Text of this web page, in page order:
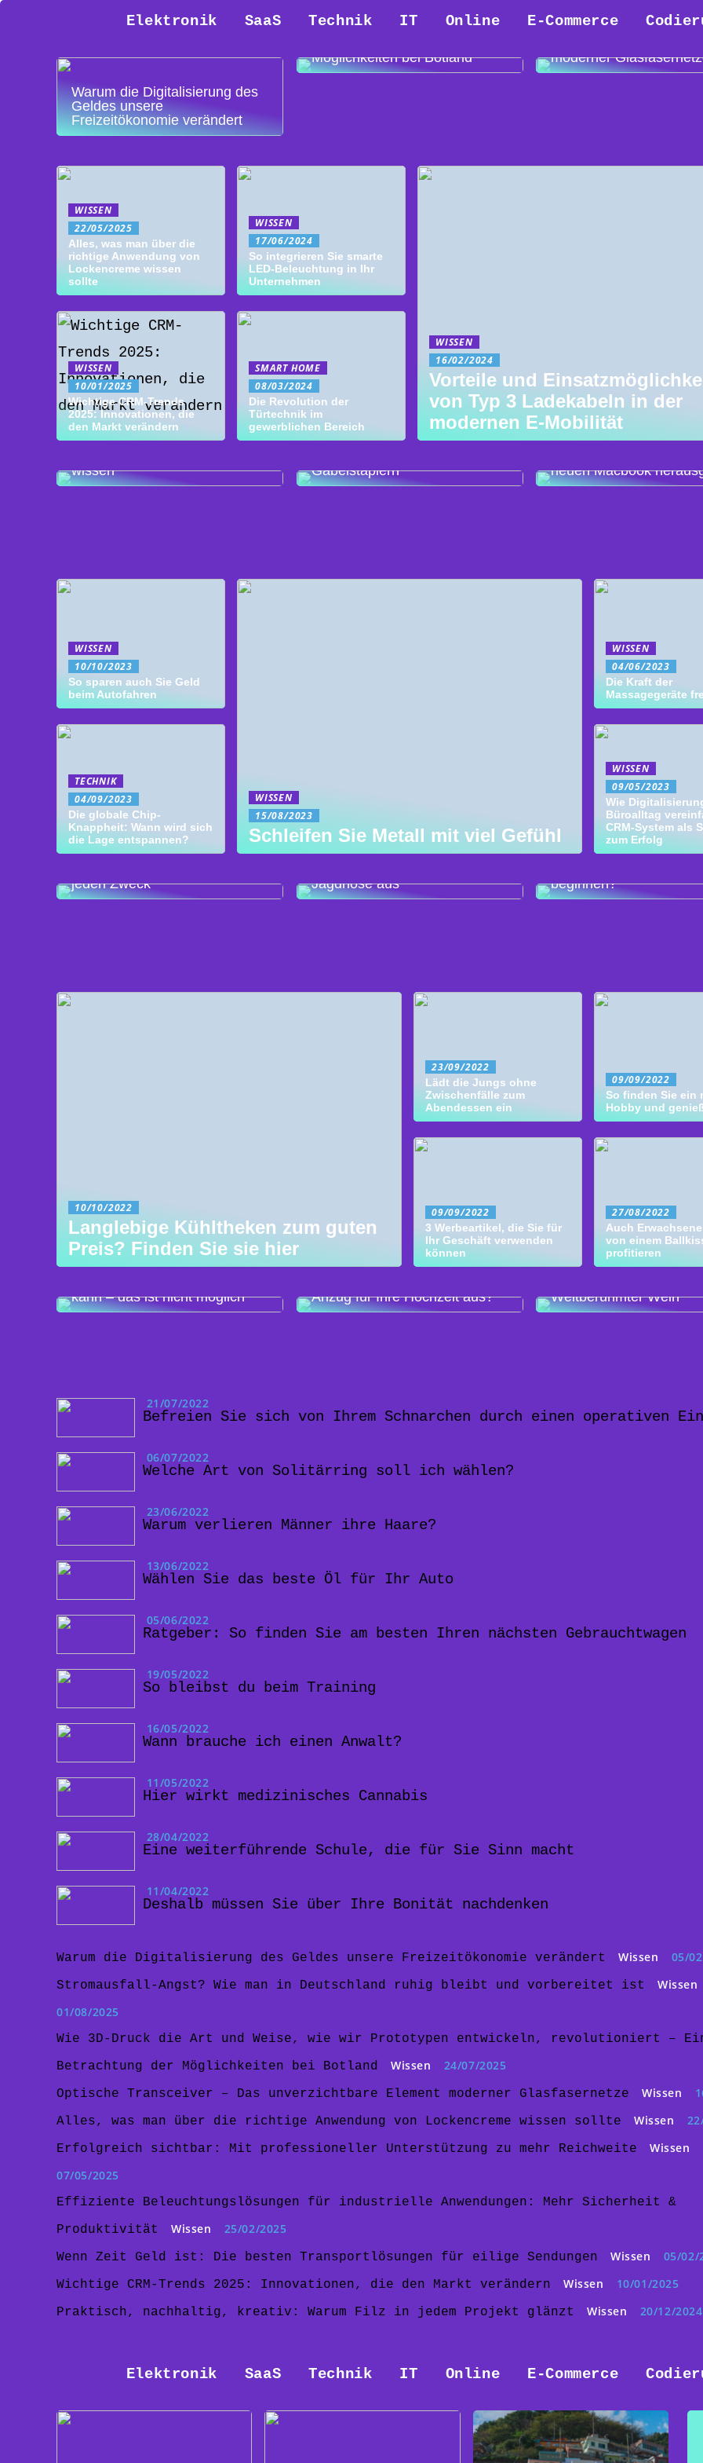
Elektronik SaaS Technik IT Online E-Commerce
Warum die Digitalisierung des
Geldes unsere
Freizeitökonomie verändert
Weise, wie wir Prototypen
entwickeln, revolutioniert –
Möglichkeiten bei Botland
Optische Transceiver –
moderner
WISSEN
22/05/2025
Alles, was man über die
richtige Anwendung von
Lockencreme wissen
sollte
WISSEN
10/01/2025
Wichtige CRM-Trends
2025: Innovationen, die
den Markt verändern
WISSEN
17/06/2024
So integrieren Sie smarte
LED-Beleuchtung in Ihr
Unternehmen
SMART HOME
08/03/2024
Die Revolution der
Türtechnik im
gewerblichen Bereich
WISSEN
16/02/2024
Vorteile und
von Typ 3 Ladekabeln in der
modernen E-Mobilität
Bearbeiten von Holz und
wissen
Wichtige Überlegungen beim
Gabelstaplern
neuen Macbook
WISSEN
10/10/2023
So sparen auch Sie Geld
beim Autofahren
TECHNIK
04/09/2023
Die globale Chip-
Knappheit: Wann wird sich
die Lage entspannen?
WISSEN
15/08/2023
Schleifen Sie Metall mit viel Gefühl
WISSEN
04/06/2023
Die Kraft der
Massagegeräte
WISSEN
09/05/2023
Wie
Büroalltag
CRM-System als
zum Erfolg
jeden Zweck
Jagdhose aus
beginnen?
10/10/2022
Langlebige Kühltheken zum guten
Preis? Finden Sie sie hier
23/09/2022
Lädt die Jungs ohne
Zwischenfälle zum
Abendessen ein
09/09/2022
3 Werbeartikel, die Sie für
Ihr Geschäft verwenden
können
09/09/2022
So finden Sie ein
Hobby und
27/08/2022
Auch
von einem
profitieren
Viele Leute denken, dass man
kann – das ist nicht möglich
Anzug für Ihre Hochzeit aus?
Weltberühmter Wein
21/07/2022
Befreien Sie sich von Ihrem Schnarchen durch einen operativen
06/07/2022
Welche Art von Solitärring soll ich wählen?
23/06/2022
Warum verlieren Männer ihre Haare?
13/06/2022
Wählen Sie das beste Öl für Ihr Auto
05/06/2022
Ratgeber: So finden Sie am besten Ihren nächsten Gebrauchtwagen
19/05/2022
So bleibst du beim Training
16/05/2022
Wann brauche ich einen Anwalt?
11/05/2022
Hier wirkt medizinisches Cannabis
28/04/2022
Eine weiterführende Schule, die für Sie Sinn macht
11/04/2022
Deshalb müssen Sie über Ihre Bonität nachdenken
Warum die Digitalisierung des Geldes unsere Freizeitökonomie verändert Wissen 05/
Stromausfall-Angst? Wie man in Deutschland ruhig bleibt und vorbereitet ist
Wissen
01/08/2025
Wie 3D-Druck die Art und Weise, wie wir Prototypen entwickeln, revolutioniert –
Betrachtung der Möglichkeiten bei Botland
Wissen 24/07/2025
Optische Transceiver – Das unverzichtbare Element moderner Glasfasernetze Wissen
Alles, was man über die richtige Anwendung von Lockencreme wissen sollte Wissen
Erfolgreich sichtbar: Mit professioneller Unterstützung zu mehr Reichweite
Wissen
07/05/2025
Effiziente Beleuchtungslösungen für industrielle Anwendungen: Mehr Sicherheit &
Produktivität
Wissen 25/02/2025
Wenn Zeit Geld ist: Die besten Transportlösungen für eilige Sendungen Wissen 05/02/
Wichtige CRM-Trends 2025: Innovationen, die den Markt verändern Wissen 10/01/2025
Praktisch, nachhaltig, kreativ: Warum Filz in jedem Projekt glänzt Wissen 20/12/2024
Elektronik SaaS Technik IT Online E-Commerce